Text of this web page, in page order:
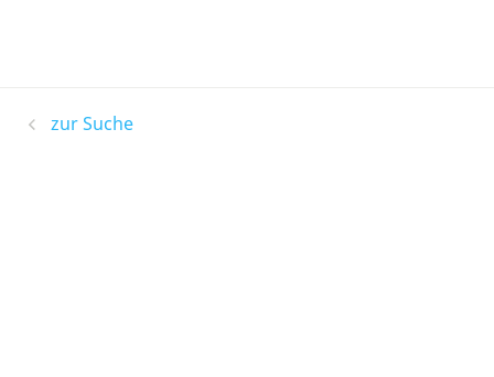
zur Suche